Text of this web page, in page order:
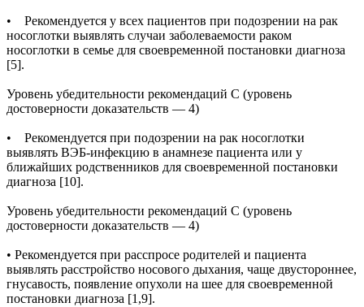
• Рекомендуется у всех пациентов при подозрении на рак
носоглотки выявлять случаи заболеваемости раком
носоглотки в семье для своевременной постановки диагноза
[5].
Уровень убедительности рекомендаций С (уровень
достоверности доказательств — 4)
• Рекомендуется при подозрении на рак носоглотки
выявлять ВЭБ-инфекцию в анамнезе пациента или у
ближайших родственников для своевременной постановки
диагноза [10].
Уровень убедительности рекомендаций С (уровень
достоверности доказательств — 4)
• Рекомендуется при расспросе родителей и пациента
выявлять расстройство носового дыхания, чаще двустороннее,
гнусавость, появление опухоли на шее для своевременной
постановки диагноза [1,9].